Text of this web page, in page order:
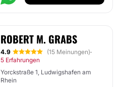
ROBERT M. GRABS
4.9 (15 Meinungen)·
5 Erfahrungen
Yorckstraße 1, Ludwigshafen am
Rhein